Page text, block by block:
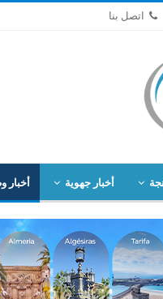
اتصل بنا
أخبار جهوية أخبار